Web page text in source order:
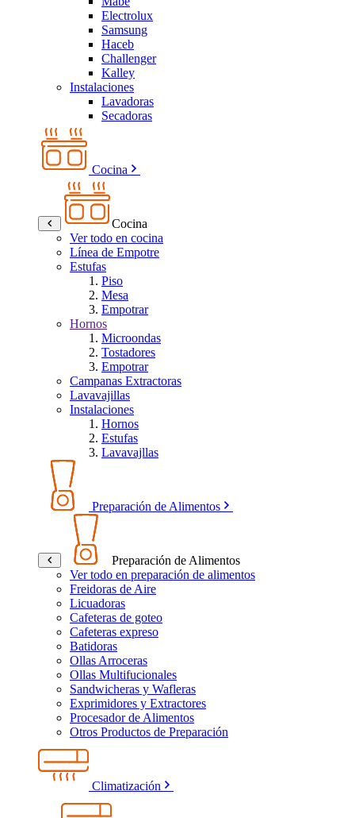
Electrolux
Samsung
Haceb
Challenger
Kalley
Instalaciones
Lavadoras
Secadoras
Cocina
Cocina
Ver todo en cocina
Línea de Empotre
Estufas
Piso
Mesa
Empotrar
Hornos
Microondas
Tostadores
Empotrar
Campanas Extractoras
Lavavajillas
Instalaciones
Hornos
Estufas
Lavavajllas
Preparación de Alimentos
Preparación de Alimentos
Ver todo en preparación de alimentos
Freidoras de Aire
Licuadoras
Cafeteras de goteo
Cafeteras expreso
Batidoras
Ollas Arroceras
Ollas Multifucionales
Sandwicheras y Wafleras
Exprimidores y Extractores
Procesador de Alimentos
Otros Productos de Preparación
Climatización